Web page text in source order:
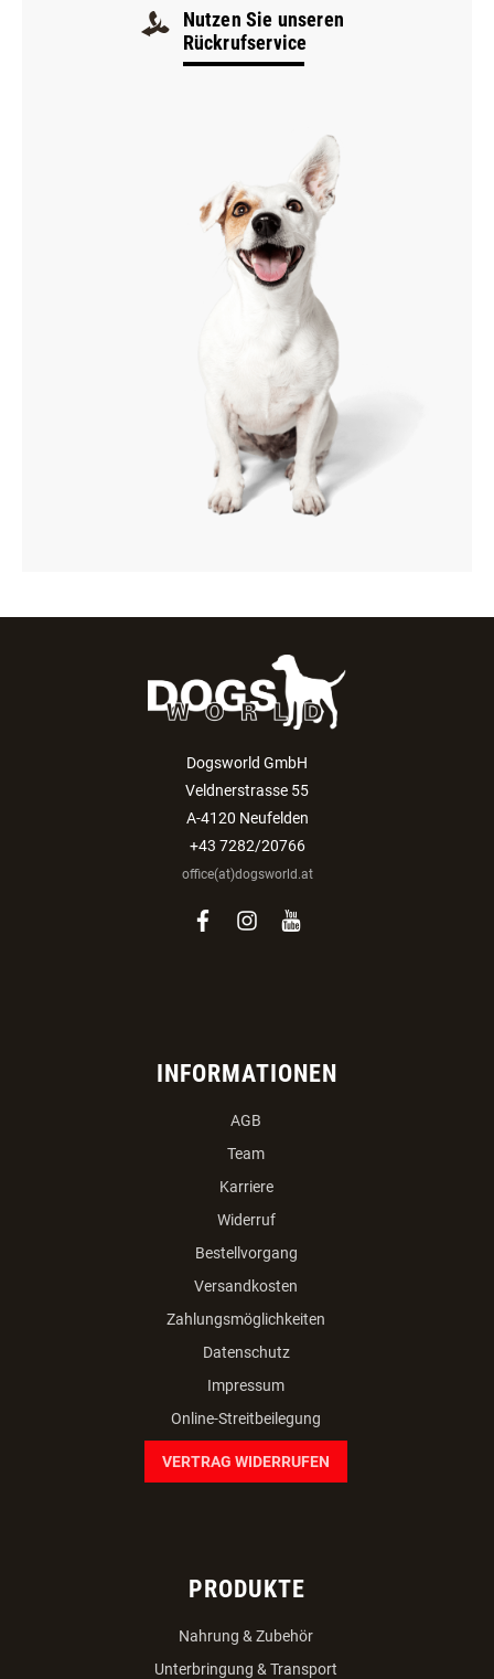
Nutzen Sie unseren
Rückrufservice
Dogsworld GmbH
Veldnerstrasse 55
A-4120 Neufelden
+43 7282/20766
office(at)dogsworld.at
facebook
instagram
youtube
INFORMATIONEN
AGB
Team
Karriere
Widerruf
Bestellvorgang
Versandkosten
Zahlungsmöglichkeiten
Datenschutz
Impressum
Online-Streitbeilegung
VERTRAG WIDERRUFEN
PRODUKTE
Nahrung & Zubehör
Unterbringung & Transport